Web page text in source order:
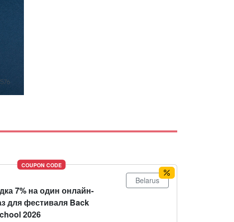
COUPON CODE
7% на один онлайн-
для фестиваля Back
2026
Belarus